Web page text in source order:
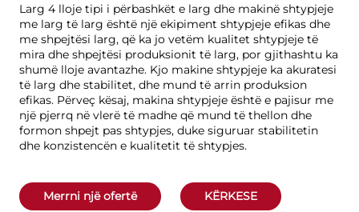
Larg 4 lloje tipi i përbashkët e larg dhe makinë shtypjeje
me larg të larg është një ekipiment shtypjeje efikas dhe
me shpejtësi larg, që ka jo vetëm kualitet shtypjeje të
mira dhe shpejtësi produksionit të larg, por gjithashtu ka
shumë lloje avantazhe. Kjo makine shtypjeje ka akuratesi
të larg dhe stabilitet, dhe mund të arrin produksion
efikas. Përveç kësaj, makina shtypjeje është e pajisur me
një pjerrq në vlerë të madhe që mund të thellon dhe
formon shpejt pas shtypjes, duke siguruar stabilitetin
dhe konzistencën e kualitetit të shtypjes.
Merrni një ofertë KËRKESE